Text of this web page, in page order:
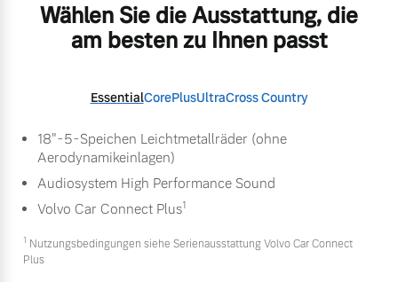
Wählen Sie die Ausstattung, die
am besten zu Ihnen passt
EssentialCorePlusUltraCross Country
18"-5-Speichen Leichtmetallräder (ohne
Aerodynamikeinlagen)
Audiosystem High Performance Sound
Volvo Car Connect Plus1
1 Nutzungsbedingungen siehe Serienausstattung Volvo Car Connect
Plus